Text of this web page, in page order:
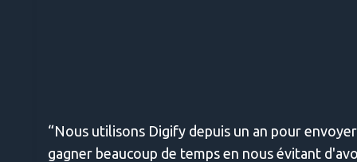
“Nous utilisons Digify depuis un an pour
gagner beaucoup de temps en nous évitant